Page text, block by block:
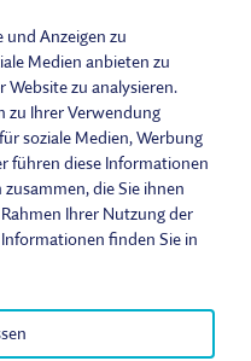
Anzeigen zu
Medien anbieten zu
zu analysieren.
zu Ihrer Verwendung
soziale Medien, Werbung
führen diese Informationen
die Sie ihnen
Ihrer Nutzung der
finden Sie in